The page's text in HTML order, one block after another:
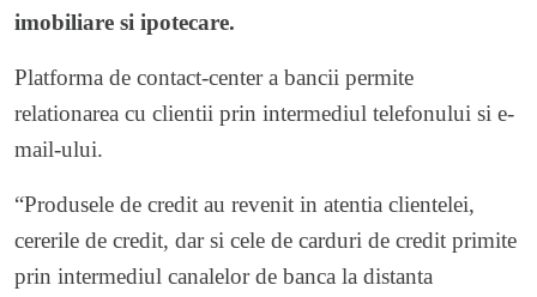
imobiliare si ipotecare.
Platforma de contact-center a bancii permite
relationarea cu clientii prin intermediul telefonului si e-
mail-ului.
“Produsele de credit au revenit in atentia clientelei,
cererile de credit, dar si cele de carduri de credit primite
prin intermediul canalelor de banca la distanta